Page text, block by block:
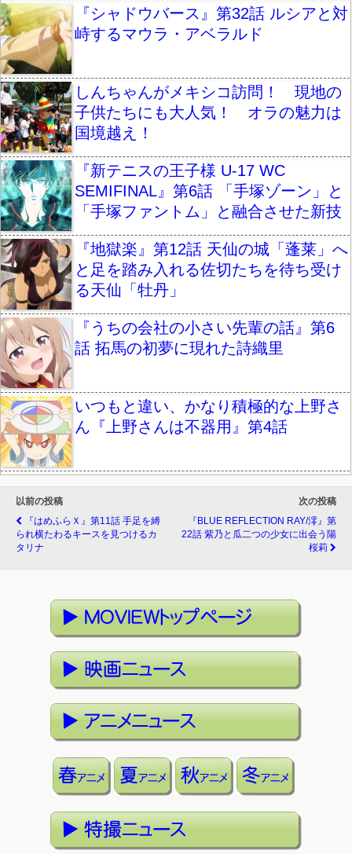
『シャドウバース』第32話 ルシアと対
峙するマウラ・アベラルド
しんちゃんがメキシコ訪問！ 現地の
子供たちにも大人気！ オラの魅力は
国境越え！
『新テニスの王子様 U-17 WC
SEMIFINAL』第6話 「手塚ゾーン」と
「手塚ファントム」と融合させた新技
『地獄楽』第12話 天仙の城「蓬莱」へ
と足を踏み入れる佐切たちを待ち受け
る天仙「牡丹」
『うちの会社の小さい先輩の話』第6
話 拓馬の初夢に現れた詩織里
いつもと違い、かなり積極的な上野さ
ん『上野さんは不器用』第4話
以前の投稿
『はめふらＸ』第11話 手足を縛
られ横たわるキースを見つけるカ
タリナ
次の投稿
『BLUE REFLECTION RAY/澪』第
22話 紫乃と瓜二つの少女に出会う陽
桜莉